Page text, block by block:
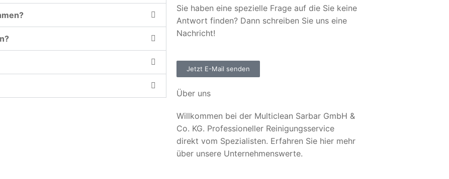
Sie haben eine spezielle Frage auf die Sie keine
Antwort finden? Dann schreiben Sie uns eine
Nachricht!
Jetzt E-Mail senden
Über uns
Willkommen bei der Multiclean Sarbar GmbH &
Co. KG. Professioneller Reinigungsservice
direkt vom Spezialisten. Erfahren Sie hier mehr
über unsere Unternehmenswerte.